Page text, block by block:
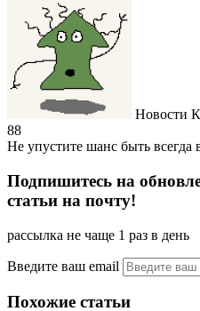
Новости
88
Не упустите шанс быть всегда
Подпишитесь на
статьи на почту!
рассылка не чаще 1 раз в день
Введите ваш email
Похожие статьи